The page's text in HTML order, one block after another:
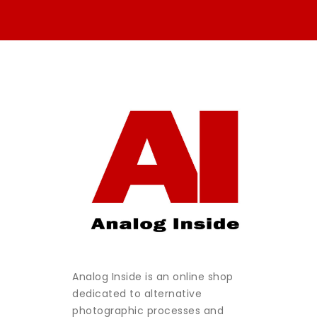
Analog Inside is an online shop
dedicated to alternative
photographic processes and